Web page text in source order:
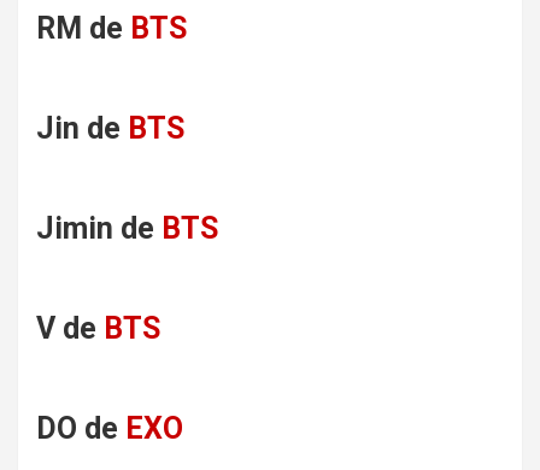
RM de BTS
Jin de BTS
Jimin de BTS
V de BTS
DO de EXO